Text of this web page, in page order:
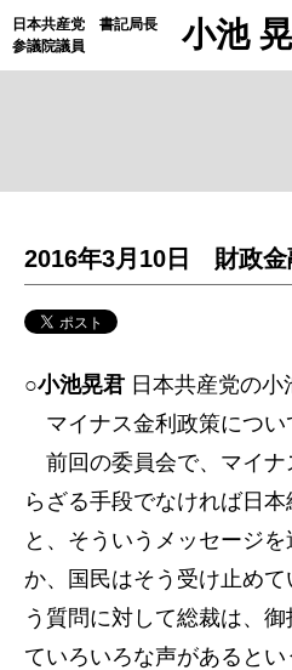
日本共産党 書記局長
参議院議員
小池 晃
2016年3月10日 財政
○小池晃君 日本共産党の小
マイナス金利政策につい
前回の委員会で、マイナ
らざる手段でなければ日
と、そういうメッセージ
か、国民はそう受け止め
う質問に対して総裁は、
ていろいろな声があると